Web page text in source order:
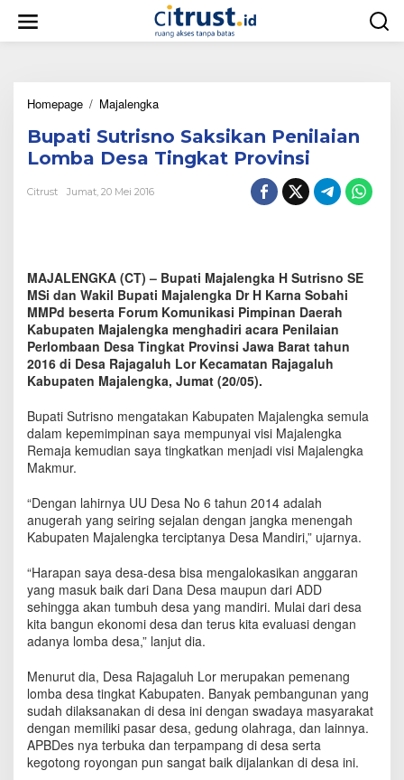
w
Homepage / Majalengka
p
a
t
s
n
o
S
a
k
s
k
a
n
P
i
l
a
a
n
L
o
m
a
D
e
s
a
T
i
Bupati Sutrisno Saksikan Penilaian
Lomba Desa Tingkat Provinsi
Citrust Jumat, 20 Mei 2016
MAJALENGKA (CT) – Bupati Majalengka H Sutrisno SE
MSi dan Wakil Bupati Majalengka Dr H Karna Sobahi
MMPd beserta Forum Komunikasi Pimpinan Daerah
Kabupaten Majalengka menghadiri acara Penilaian
Perlombaan Desa Tingkat Provinsi Jawa Barat tahun
2016 di Desa Rajagaluh Lor Kecamatan Rajagaluh
Kabupaten Majalengka, Jumat (20/05).
Bupati Sutrisno mengatakan Kabupaten Majalengka semula
dalam kepemimpinan saya mempunyai visi Majalengka
Remaja kemudian saya tingkatkan menjadi visi Majalengka
Makmur.
“Dengan lahirnya UU Desa No 6 tahun 2014 adalah
anugerah yang seiring sejalan dengan jangka menengah
Kabupaten Majalengka terciptanya Desa Mandiri,” ujarnya.
“Harapan saya desa-desa bisa mengalokasikan anggaran
yang masuk baik dari Dana Desa maupun dari ADD
sehingga akan tumbuh desa yang mandiri. Mulai dari desa
kita bangun ekonomi desa dan terus kita evaluasi dengan
adanya lomba desa,” lanjut dia.
Menurut dia, Desa Rajagaluh Lor merupakan pemenang
lomba desa tingkat Kabupaten. Banyak pembangunan yang
sudah dilaksanakan di desa ini dengan swadaya masyarakat
dengan memiliki pasar desa, gedung olahraga, dan lainnya.
APBDes nya terbuka dan terpampang di desa serta
kegotong royongan pun sangat baik dijalankan di desa ini.